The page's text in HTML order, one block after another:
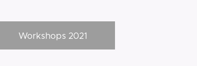
Workshops 2021